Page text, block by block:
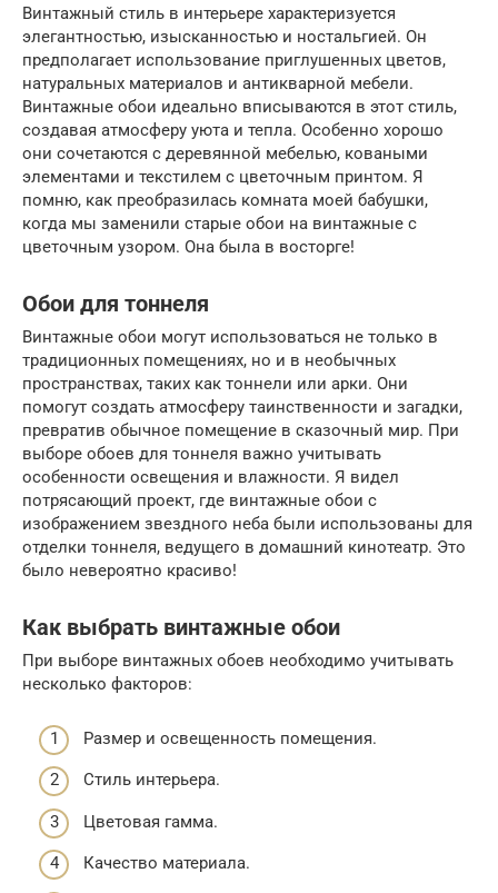
Винтажный стиль в интерьере характеризуется
элегантностью, изысканностью и ностальгией. Он
предполагает использование приглушенных цветов,
натуральных материалов и антикварной мебели.
Винтажные обои идеально вписываются в этот стиль,
создавая атмосферу уюта и тепла. Особенно хорошо
они сочетаются с деревянной мебелью, коваными
элементами и текстилем с цветочным принтом. Я
помню, как преобразилась комната моей бабушки,
когда мы заменили старые обои на винтажные с
цветочным узором. Она была в восторге!
Обои для тоннеля
Винтажные обои могут использоваться не только в
традиционных помещениях, но и в необычных
пространствах, таких как тоннели или арки. Они
помогут создать атмосферу таинственности и загадки,
превратив обычное помещение в сказочный мир. При
выборе обоев для тоннеля важно учитывать
особенности освещения и влажности. Я видел
потрясающий проект, где винтажные обои с
изображением звездного неба были использованы для
отделки тоннеля, ведущего в домашний кинотеатр. Это
было невероятно красиво!
Как выбрать винтажные обои
При выборе винтажных обоев необходимо учитывать
несколько факторов:
Размер и освещенность помещения.
Стиль интерьера.
Цветовая гамма.
Качество материала.